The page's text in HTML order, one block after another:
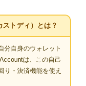
ストディ）とは？
分自身のウォレット
は、この自己
り・決済機能を使え